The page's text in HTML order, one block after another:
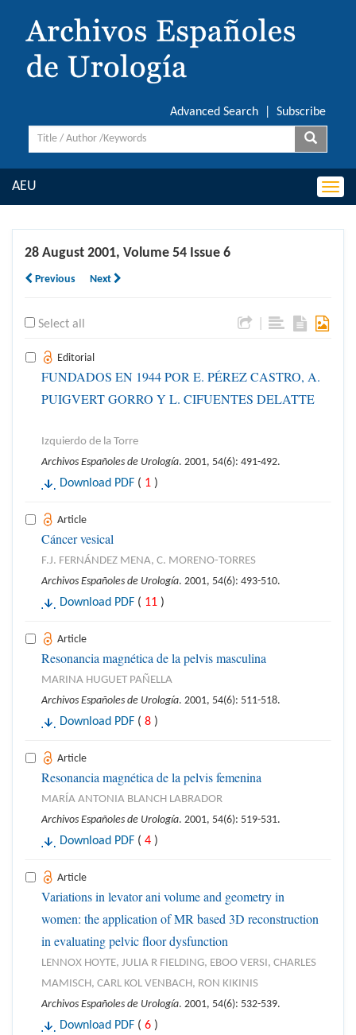
Advanced Search Subscribe
AEU
28 August 2001, Volume 54 Issue 6
Previous Next
Select all
Editorial
FUNDADOS EN 1944 POR E. PÉREZ CASTRO, A.
PUIGVERT GORRO Y L. CIFUENTES DELATTE
Izquierdo de la Torre
Archivos Españoles de Urología. 2001, 54(6): 491-492.
Download PDF ( 1 )
Article
Cáncer vesical
F.J. FERNÁNDEZ MENA, C. MORENO-TORRES
Archivos Españoles de Urología. 2001, 54(6): 493-510.
Download PDF ( 11 )
Article
Resonancia magnética de la pelvis masculina
MARINA HUGUET PAÑELLA
Archivos Españoles de Urología. 2001, 54(6): 511-518.
Download PDF ( 8 )
Article
Resonancia magnética de la pelvis femenina
MARÍA ANTONIA BLANCH LABRADOR
Archivos Españoles de Urología. 2001, 54(6): 519-531.
Download PDF ( 4 )
Article
Variations in levator ani volume and geometry in
women: the application of MR based 3D reconstruction
in evaluating pelvic floor dysfunction
LENNOX HOYTE, JULIA R FIELDING, EBOO VERSI, CHARLES
MAMISCH, CARL KOL VENBACH, RON KIKINIS
Archivos Españoles de Urología. 2001, 54(6): 532-539.
Download PDF ( 6 )